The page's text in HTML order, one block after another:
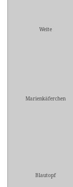
Weite
Marienkäferchen
Blautopf